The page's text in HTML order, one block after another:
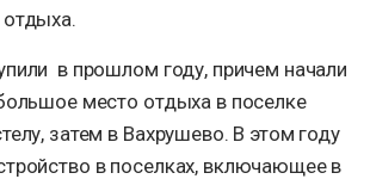
в прошлом году, причем начали
место отдыха в поселке
затем в Вахрушево. В этом году
в поселках, включающее в